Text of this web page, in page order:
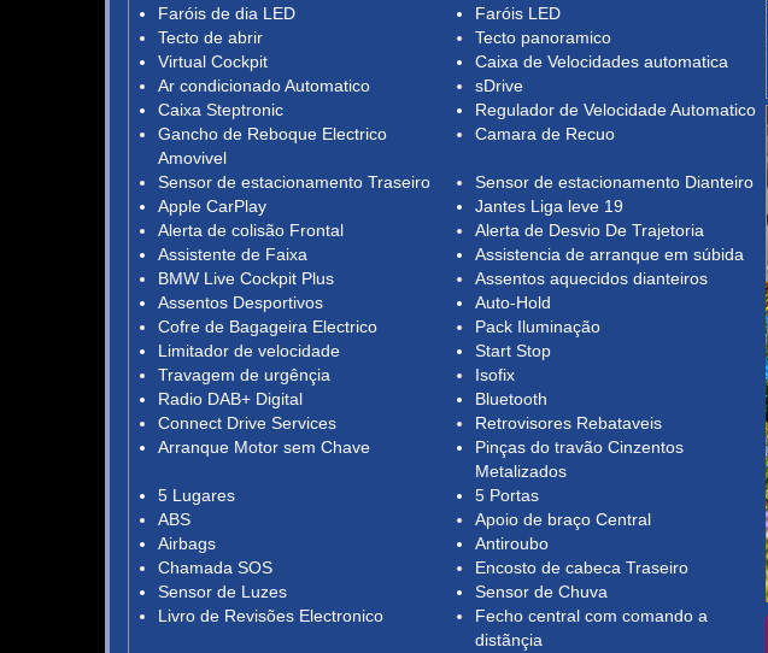
Faróis de dia LED
Faróis LED
Tecto de abrir
Tecto panoramico
Virtual Cockpit
Caixa de Velocidades automatica
Ar condicionado Automatico
sDrive
Caixa Steptronic
Regulador de Velocidade Automatico
Gancho de Reboque Electrico
Amovivel
Camara de Recuo
Sensor de estacionamento Traseiro
Sensor de estacionamento Dianteiro
Apple CarPlay
Jantes Liga leve 19
Alerta de colisão Frontal
Alerta de Desvio De Trajetoria
Assistente de Faixa
Assistencia de arranque em súbida
BMW Live Cockpit Plus
Assentos aquecidos dianteiros
Assentos Desportivos
Auto-Hold
Cofre de Bagageira Electrico
Pack Iluminação
Limitador de velocidade
Start Stop
Travagem de urgênçia
Isofix
Radio DAB+ Digital
Bluetooth
Connect Drive Services
Retrovisores Rebataveis
Arranque Motor sem Chave
Pinças do travão Cinzentos
Metalizados
5 Lugares
5 Portas
ABS
Apoio de braço Central
Airbags
Antiroubo
Chamada SOS
Encosto de cabeca Traseiro
Sensor de Luzes
Sensor de Chuva
Livro de Revisões Electronico
Fecho central com comando a
distãnçia